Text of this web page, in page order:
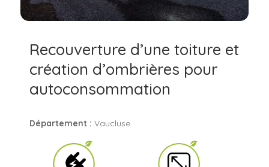
Recouverture d’une toiture et
création d’ombrières pour
autoconsommation
Département : Vaucluse